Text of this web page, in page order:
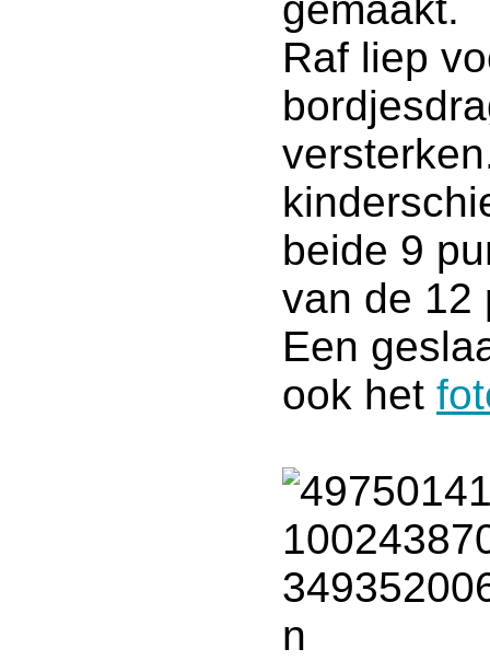
gemaakt.
Raf liep
beide 9
van de 12
Een
ook het